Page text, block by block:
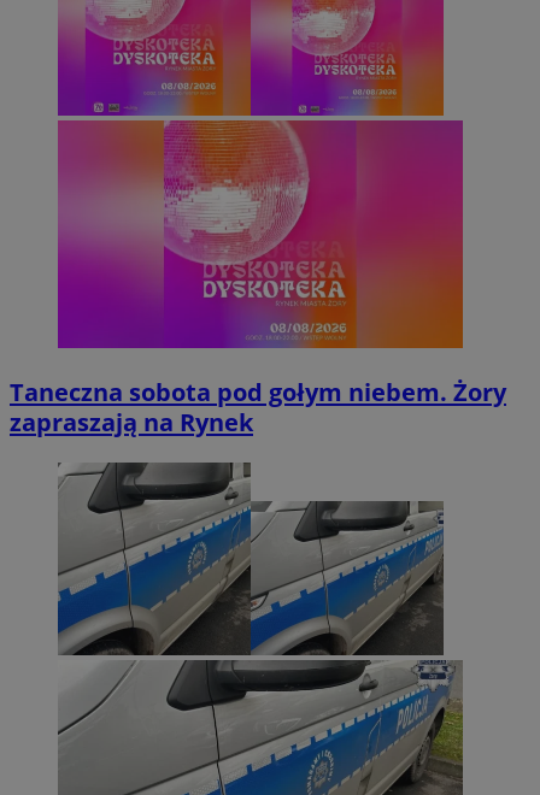
Taneczna sobota pod gołym niebem. Żory
zapraszają na Rynek